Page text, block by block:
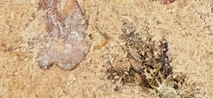
Vous en avez maintenant l’habitude, à
chaque semaine, une découverte de
ou bio-matériaux. Une démarche que
sélectionnons, un engagement de
déchets ou revalorisations de matières
pas jusque là…